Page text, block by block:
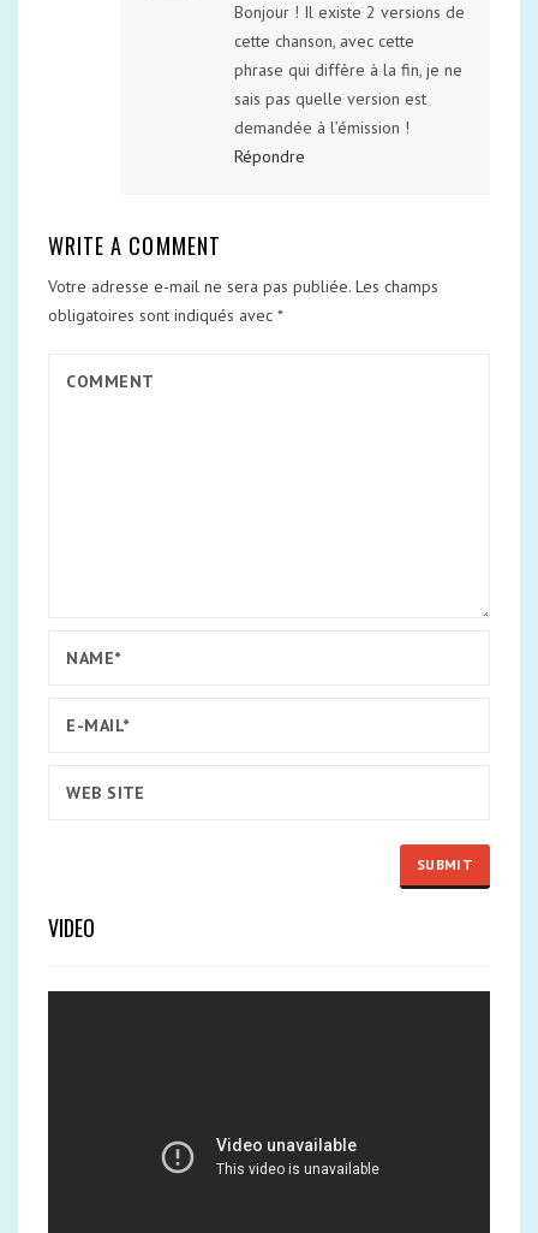
Bonjour ! Il existe 2 versions de
cette chanson, avec cette
phrase qui diffère à la fin, je ne
sais pas quelle version est
demandée à l’émission !
Répondre
WRITE A COMMENT
Votre adresse e-mail ne sera pas publiée. Les champs
obligatoires sont indiqués avec *
VIDEO